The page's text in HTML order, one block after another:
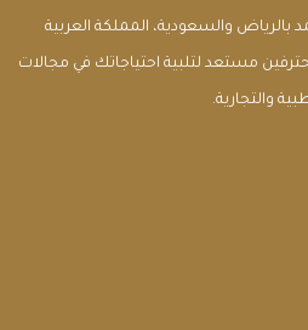
والسعودية، المملكة العربية
مستعد لتلبية احتياجاتك في مجالات
والتجارية.